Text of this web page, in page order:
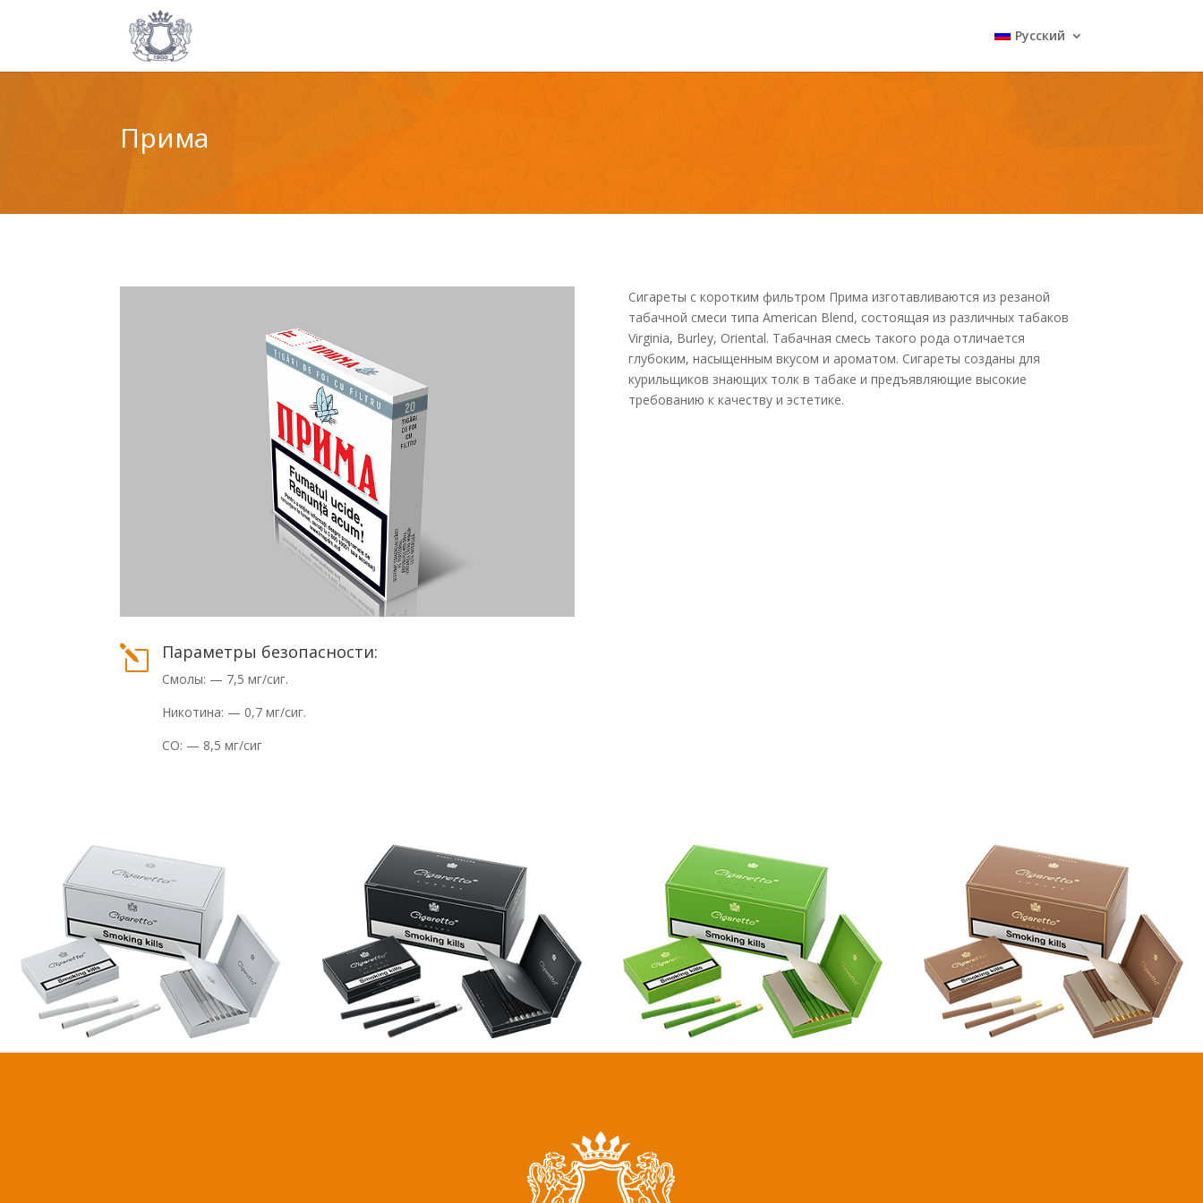
Русский
Прима
l Параметры безопасности:
Смолы: — 7,5 мг/сиг.
Никотина: — 0,7 мг/сиг.
СО: — 8,5 мг/сиг
Сигареты с коротким фильтром Прима изготавливаются из резаной
табачной смеси типа Аmerican Blend, состоящая из различных табаков
Virginia, Burley, Oriental. Табачная смесь такого рода отличается
глубоким, насыщенным вкусом и ароматом. Сигареты созданы для
курильщиков знающих толк в табаке и предъявляющие высокие
требованию к качеству и эстетике.